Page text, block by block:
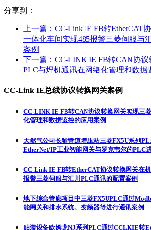
分享到：
上一篇： CC-Link IE FB转EtherCAT
一体化车间实现485报警三菱伺服与
案例
下一篇： CC-LINK IE FB转CAN协议
PLC与焊机通讯在网络化管理和数据
CC-Link IE总线协议转换网关案例
CC-LINK IE FB转CAN协议转换网关实现三
化管理和数据监控的应用案例
天然气公司长输管道增压站三菱FX5U系列
EtherNet/IP工业智能网关与罗克韦尔的PLC
CC-Link IE FB转EtherCAT协议转换网关在
报警三菱伺服与汇川PLC通讯的配置案例
地下综合管廊项目中三菱FX5UPLC通过
能网关和排水系统、变频器等进行通讯案例
贴装设备欧姆龙NJ系列PLC通过CCLKIE转